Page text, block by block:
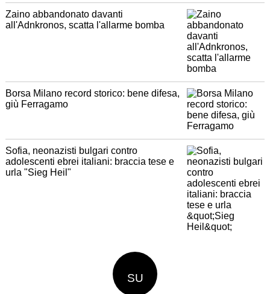
Zaino abbandonato davanti
all'Adnkronos, scatta l'allarme bomba
Borsa Milano record storico: bene difesa,
giù Ferragamo
Sofia, neonazisti bulgari contro
adolescenti ebrei italiani: braccia tese e
urla "Sieg Heil"
SU